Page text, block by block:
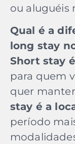
ou aluguéis
Qual é a
long stay
Short stay
para quem
quer
stay é a
período